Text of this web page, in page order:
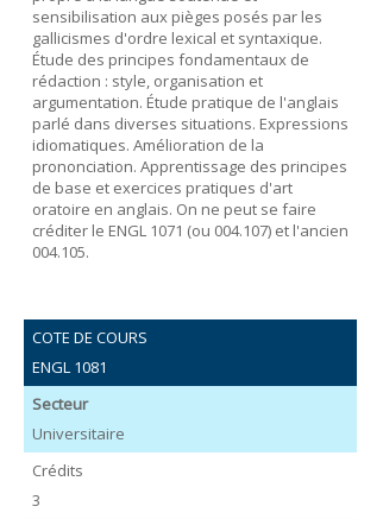
sensibilisation aux pièges posés par les
gallicismes d'ordre lexical et syntaxique.
Étude des principes fondamentaux de
rédaction : style, organisation et
argumentation. Étude pratique de l'anglais
parlé dans diverses situations. Expressions
idiomatiques. Amélioration de la
prononciation. Apprentissage des principes
de base et exercices pratiques d'art
oratoire en anglais. On ne peut se faire
créditer le ENGL 1071 (ou 004.107) et l'ancien
004.105.
COTE DE COURS
ENGL 1081
Secteur
Universitaire
Crédits
3